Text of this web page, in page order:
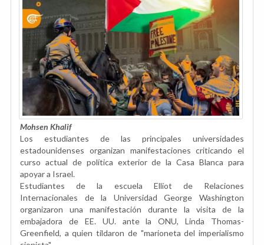
Mohsen Khalif
Los estudiantes de las principales universidades
estadounidenses organizan manifestaciones criticando el
curso actual de política exterior de la Casa Blanca para
apoyar a Israel.
Estudiantes de la escuela Elliot de Relaciones
Internacionales de la Universidad George Washington
organizaron una manifestación durante la visita de la
embajadora de EE. UU. ante la ONU, Linda Thomas-
Greenfield, a quien tildaron de "marioneta del imperialismo